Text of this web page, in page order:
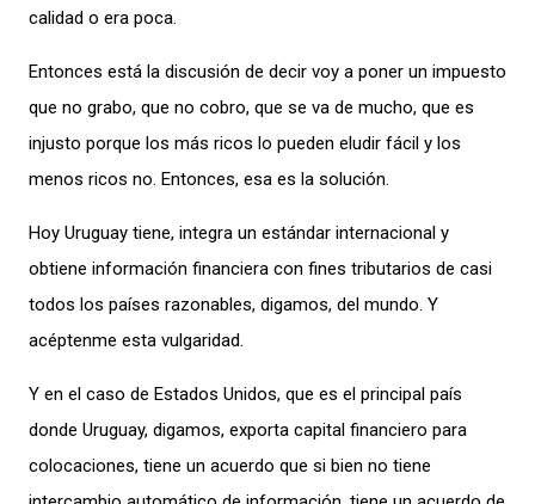
calidad o era poca.
Entonces está la discusión de decir voy a poner un impuesto
que no grabo, que no cobro, que se va de mucho, que es
injusto porque los más ricos lo pueden eludir fácil y los
menos ricos no. Entonces, esa es la solución.
Hoy Uruguay tiene, integra un estándar internacional y
obtiene información financiera con fines tributarios de casi
todos los países razonables, digamos, del mundo. Y
acéptenme esta vulgaridad.
Y en el caso de Estados Unidos, que es el principal país
donde Uruguay, digamos, exporta capital financiero para
colocaciones, tiene un acuerdo que si bien no tiene